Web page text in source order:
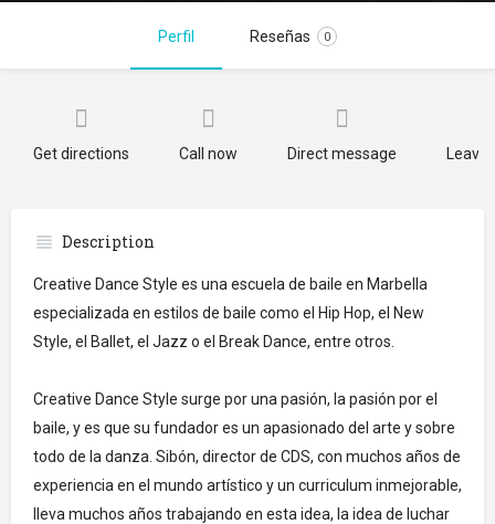
Perfil Reseñas 0
Get directions Call now Direct message
Description
Creative Dance Style es una escuela de baile en Marbella
especializada en estilos de baile como el Hip Hop, el New
Style, el Ballet, el Jazz o el Break Dance, entre otros.
Creative Dance Style surge por una pasión, la pasión por el
baile, y es que su fundador es un apasionado del arte y sobre
todo de la danza. Sibón, director de CDS, con muchos años de
experiencia en el mundo artístico y un curriculum inmejorable,
lleva muchos años trabajando en esta idea, la idea de luchar